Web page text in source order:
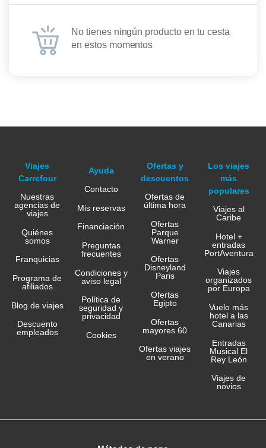
No tienes ningún producto en tu cesta
en estos momentos
Viajes
Carrefour
Nuestras
agencias de
viajes
Quiénes
somos
Franquicias
Programa de
afiliados
Blog de viajes
Descuento
empleados
Ayuda
Contacto
Mis reservas
Financiación
Preguntas
frecuentes
Condiciones y
aviso legal
Política de
seguridad y
privacidad
Cookies
Ofertas y
descuentos
Ofertas de
última hora
Ofertas
Parque
Warner
Ofertas
Disneyland
Paris
Ofertas
Egipto
Ofertas
mayores 60
Ofertas viajes
en verano
Los viajes
más
populares
Viajes al
Caribe
Hotel +
entradas
PortAventura
Viajes
organizados
por Europa
Vuelo más
hotel a las
Canarias
Entradas
Musical El
Rey León
Viajes de
novios